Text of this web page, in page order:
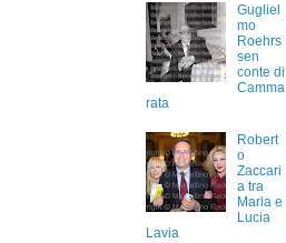
Gugliel
mo
Roehrs
sen
conte di
Camma
rata
Robert
o
Zaccari
a tra
Maria e
Lucia
Lavia